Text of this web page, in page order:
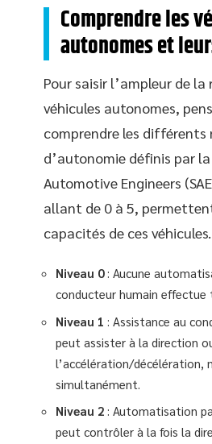
Comprendre les
autonomes et
Pour saisir l’ampleur de
véhicules autonomes,
comprendre les différents
d’autonomie définis par
Automotive Engineers
allant de 0 à 5,
capacités de ces véhicules.
Niveau 0: Aucune
conducteur humain effectue
Niveau 1 : Assistance au
peut assister à la direction
l’accélération/décélération,
simultanément.
Niveau 2 : Automatisation
peut contrôler à la fois la